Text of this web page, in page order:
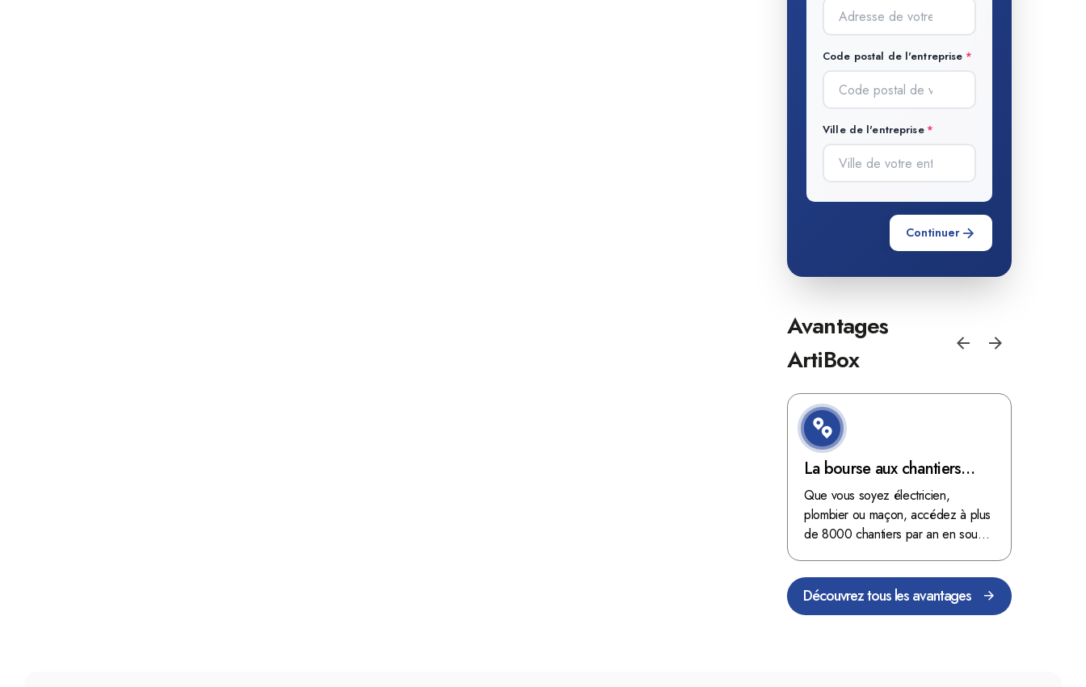
Code postal de l'entreprise
Ville de l'entreprise
Continuer
Avantages
ArtiBox
La bourse aux chantiers
d'ArtiBox Belgique, véritable
mine d'or !
Que vous soyez électricien,
plombier ou maçon, accédez à plus
de 8000 chantiers par an en sous-
Découvrez tous les avantages